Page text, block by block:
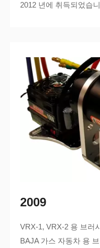
2012 년에 취득되었습
2009
VRX-1, VRX-2 용 브러
BAJA 가스 자동차 용